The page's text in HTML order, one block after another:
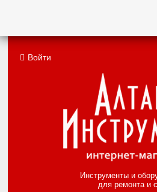
Инструменты и
для ремонта и
Войти